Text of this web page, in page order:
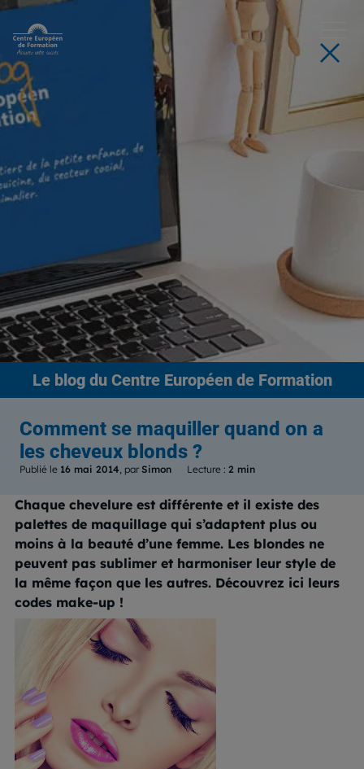
Le blogdu Centre Européen de Formation
Comment se maquiller quand on a
les cheveux blonds ?
Publié le 16 mai 2014, par Simon Lecture : 2 min
Chaque chevelure est différente et il existe des
palettes de maquillage qui s’adaptent plus ou
moins à la beauté d’une femme. Les blondes ne
peuvent pas sublimer et harmoniser leur style de
la même façon que les autres. Découvrez ici leurs
codes make-up !